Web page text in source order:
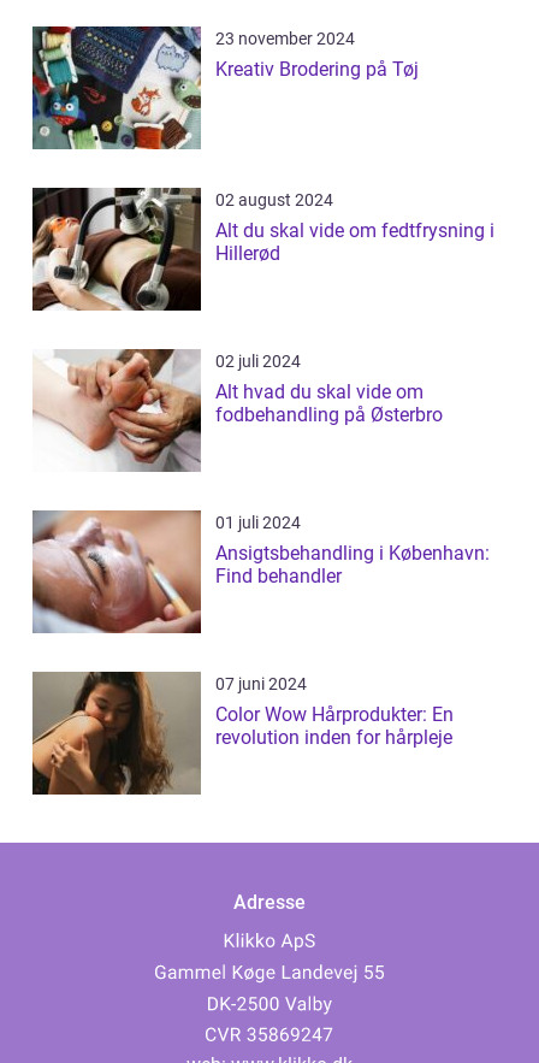
23 november 2024
Kreativ Brodering på Tøj
02 august 2024
Alt du skal vide om fedtfrysning i
Hillerød
02 juli 2024
Alt hvad du skal vide om
fodbehandling på Østerbro
01 juli 2024
Ansigtsbehandling i København:
Find behandler
07 juni 2024
Color Wow Hårprodukter: En
revolution inden for hårpleje
Adresse